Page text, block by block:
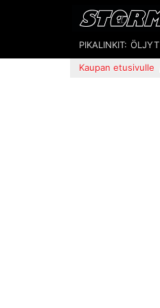
PIKALINKIT: ÖLJYT
Kaupan etusivulle